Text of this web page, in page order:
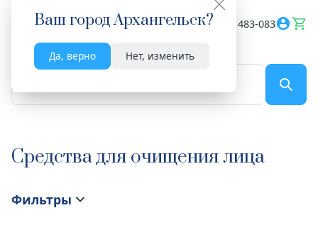
Ваш городАрхангельск?
Да, верно Нет, изменить
Весь сайт 8182 483-083
Средства для очищения лица
Фильтры